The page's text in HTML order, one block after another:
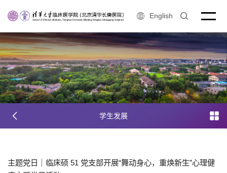
English
学生发展
主题党日｜临床硕 51 党支部开展“舞动身心，重焕新生”心理健